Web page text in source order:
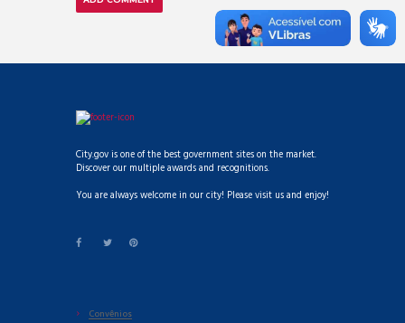
City.gov is one of the best government sites on the market.
Discover our multiple awards and recognitions.
You are always welcome in our city! Please visit us and enjoy!
Convênios